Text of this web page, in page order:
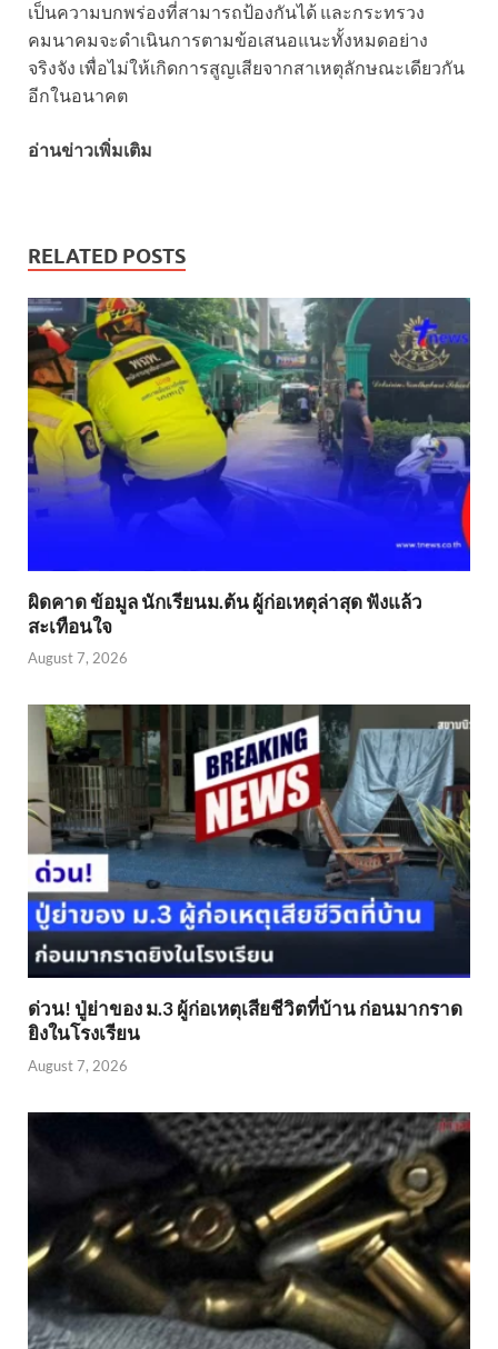
เป็นความบกพร่องที่สามารถป้องกันได้ และกระทรวง
คมนาคมจะดำเนินการตามข้อเสนอแนะทั้งหมดอย่าง
จริงจัง เพื่อไม่ให้เกิดการสูญเสียจากสาเหตุลักษณะเดียวกัน
อีกในอนาคต
อ่านข่าวเพิ่มเติม
RELATED POSTS
ผิดคาด ข้อมูล นักเรียนม.ต้น ผู้ก่อเหตุล่าสุด ฟังแล้ว
สะเทือนใจ
August 7, 2026
ด่วน! ปู่ย่าของ ม.3 ผู้ก่อเหตุเสียชีวิตที่บ้าน ก่อนมากราด
ยิงในโรงเรียน
August 7, 2026